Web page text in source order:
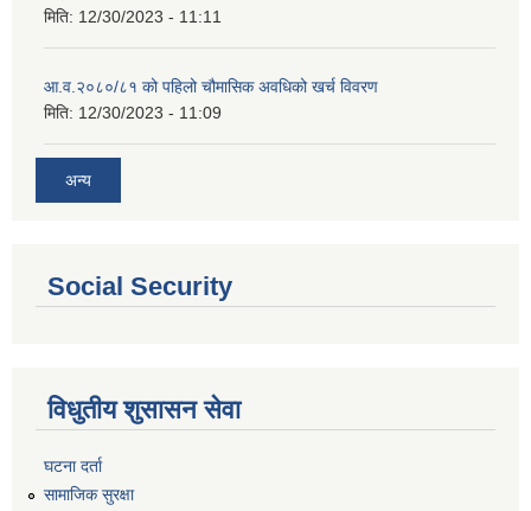
मिति: 12/30/2023 - 11:11
आ.व.२०८०/८१ को पहिलो चौमासिक अवधिको खर्च विवरण
मिति: 12/30/2023 - 11:09
अन्य
Social Security
विधुतीय शुसासन सेवा
घटना दर्ता
सामाजिक सुरक्षा